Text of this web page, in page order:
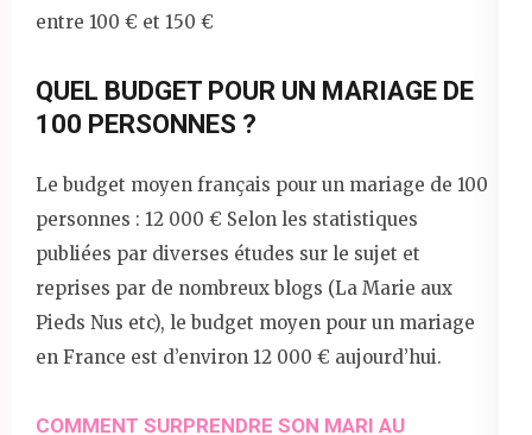
entre 100 € et 150 €
QUEL BUDGET POUR UN MARIAGE DE
100 PERSONNES ?
Le budget moyen français pour un mariage de 100
personnes : 12 000 € Selon les statistiques
publiées par diverses études sur le sujet et
reprises par de nombreux blogs (La Marie aux
Pieds Nus etc), le budget moyen pour un mariage
en France est d’environ 12 000 € aujourd’hui.
COMMENT SURPRENDRE SON MARI AU